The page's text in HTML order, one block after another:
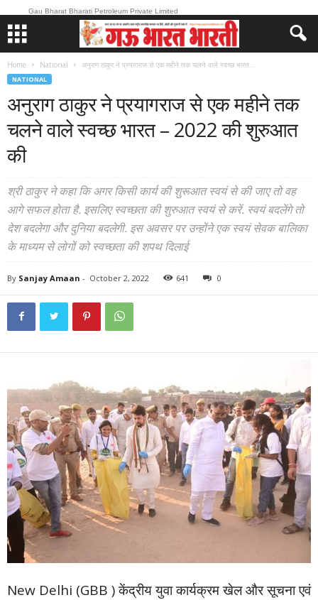
Gau Bharat Bharati Petroleum Private Limited
Home National अनुराग ठाकुर ने प्रयागराज से एक महीने तक चलने वाले स्वच्छ भारत...
NATIONAL
अनुराग ठाकुर ने प्रयागराज से एक महीने तक
चलने वाले स्वच्छ भारत – 2022 की शुरुआत
की
श्री ठाकुर ने कहा कि अगर किसी कार्य की शुरूआत स्वयं से की जाए तो वह
आगे सफल होता है. इसलिए स्वच्छता की शुरुआत स्वयं से करें. स्वयं बदलेंगे तो
देश बदलेगा और दुनिया बदलेगी. इस अवसर पर उन्होंने एक स्वयं सेवक बालिका
के माध्यम से लोगों को स्वच्छता की शपथ दिलाई
By Sanjay Amaan - October 2, 2022 641 0
New Delhi (GBB ) केंद्रीय युवा कार्यक्रम खेल और सूचना एवं